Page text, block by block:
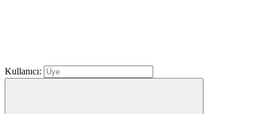
Kullanıcı: